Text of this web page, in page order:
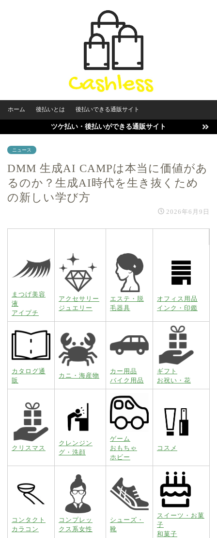
ホーム 後払いとは 後払いできる通販サイト
ツケ払い・後払いができる通販サイト
ニュース
DMM 生成AI CAMPは本当に価値があ
るのか？生成AI時代を生き抜くため
の新しい学び方
2026年6月9日
まつげ美容
液
アイプチ
アクセサリー
ジュエリー
エステ・脱
毛器具
オフィス用品
インク・印鑑
カタログ通
販
カニ・海産物
カー用品
バイク用品
ギフト
お祝い・花
クリスマス
クレンジン
グ・洗顔
ゲーム
おもちゃ
ホビー
コスメ
コンタクト
カラコン
コンプレッ
クス系女性
シューズ・
靴
スイーツ・お菓
子
和菓子